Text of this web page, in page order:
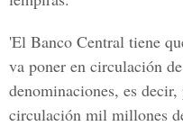
'El Banco Central tiene
va poner en circulación
denominaciones, es
circulación mil millones